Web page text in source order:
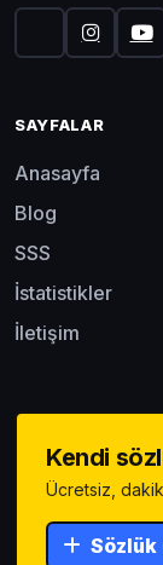
SAYFALAR
Anasayfa
Blog
SSS
İstatistikler
İletişim
Kendi
Ücretsiz,
Sözlük